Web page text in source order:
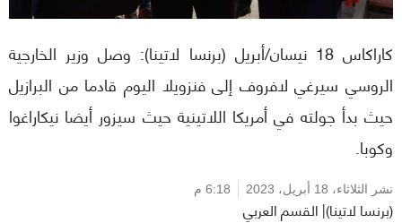
كاراكاس 18 نيسان/أبريل (برنسا لاتينا): وصل وزير الخارجية
الروسي سيرغي لافروف إلى فنزويلا اليوم قادما من البرازيل
حيث بدأ جولته في أمريكا اللاتينية حيث سيزور أيضا نيكاراغوا
وكوبا.
نشر الثلاثاء، 18 أبريل، 2023 6:18 م
(برنسا لاتينا)| القسم العربي